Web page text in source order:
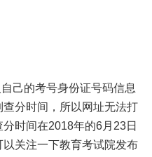
己的考号身份证号码信息
分时间，所以网址无法打
时间在2018年的6月23日
关注一下教育考试院发布